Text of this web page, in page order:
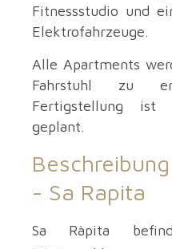
Fitnessstudio und
Elektrofahrzeuge.
Alle Apartments
Fahrstuhl zu
Fertigstellung ist
geplant.
- Sa Rapita
Sa Ràpita